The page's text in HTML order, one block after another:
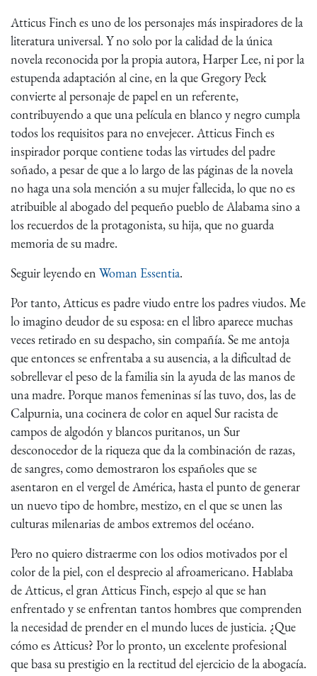
Atticus Finch es uno de los personajes más inspiradores de la
literatura universal. Y no solo por la calidad de la única
novela reconocida por la propia autora, Harper Lee, ni por la
estupenda adaptación al cine, en la que Gregory Peck
convierte al personaje de papel en un referente,
contribuyendo a que una película en blanco y negro cumpla
todos los requisitos para no envejecer. Atticus Finch es
inspirador porque contiene todas las virtudes del padre
soñado, a pesar de que a lo largo de las páginas de la novela
no haga una sola mención a su mujer fallecida, lo que no es
atribuible al abogado del pequeño pueblo de Alabama sino a
los recuerdos de la protagonista, su hija, que no guarda
memoria de su madre.
Seguir leyendo en Woman Essentia.
Por tanto, Atticus es padre viudo entre los padres viudos. Me
lo imagino deudor de su esposa: en el libro aparece muchas
veces retirado en su despacho, sin compañía. Se me antoja
que entonces se enfrentaba a su ausencia, a la dificultad de
sobrellevar el peso de la familia sin la ayuda de las manos de
una madre. Porque manos femeninas sí las tuvo, dos, las de
Calpurnia, una cocinera de color en aquel Sur racista de
campos de algodón y blancos puritanos, un Sur
desconocedor de la riqueza que da la combinación de razas,
de sangres, como demostraron los españoles que se
asentaron en el vergel de América, hasta el punto de generar
un nuevo tipo de hombre, mestizo, en el que se unen las
culturas milenarias de ambos extremos del océano.
Pero no quiero distraerme con los odios motivados por el
color de la piel, con el desprecio al afroamericano. Hablaba
de Atticus, el gran Atticus Finch, espejo al que se han
enfrentado y se enfrentan tantos hombres que comprenden
la necesidad de prender en el mundo luces de justicia. ¿Que
cómo es Atticus? Por lo pronto, un excelente profesional
que basa su prestigio en la rectitud del ejercicio de la abogacía.